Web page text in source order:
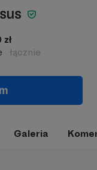
łącznie
Galeria